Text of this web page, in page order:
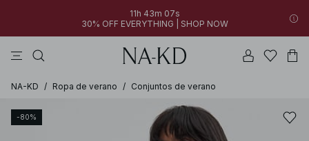
11h 43m 07s
30% OFF EVERYTHING | SHOP NOW
NA-KD / Ropa de verano / Conjuntos de verano
-80%